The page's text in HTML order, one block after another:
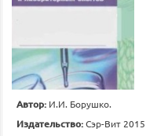
Автор: И.И. Борушко.
Издательство:Сэр-Вит 2015